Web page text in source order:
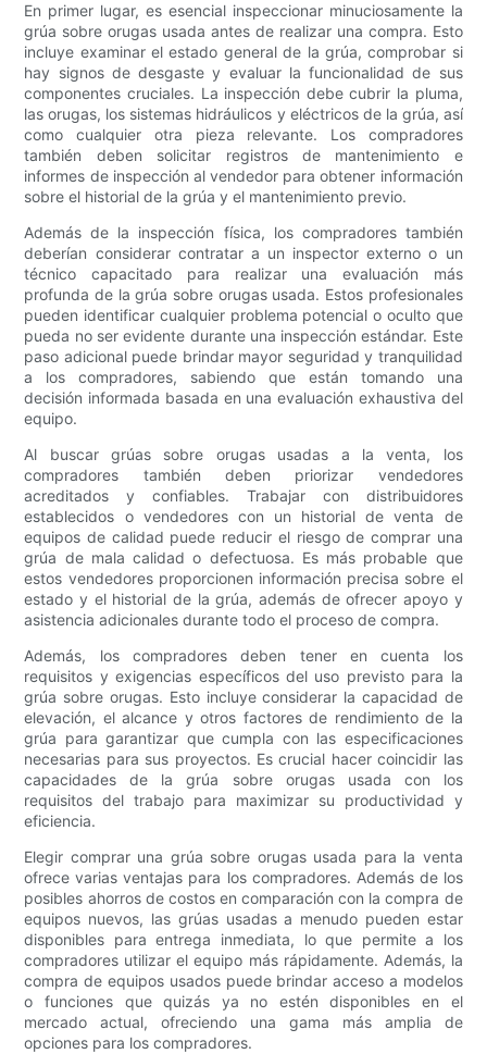
En primer lugar, es esencial inspeccionar minuciosamente la
grúa sobre orugas usada antes de realizar una compra. Esto
incluye examinar el estado general de la grúa, comprobar si
hay signos de desgaste y evaluar la funcionalidad de sus
componentes cruciales. La inspección debe cubrir la pluma,
las orugas, los sistemas hidráulicos y eléctricos de la grúa, así
como cualquier otra pieza relevante. Los compradores
también deben solicitar registros de mantenimiento e
informes de inspección al vendedor para obtener información
sobre el historial de la grúa y el mantenimiento previo.
Además de la inspección física, los compradores también
deberían considerar contratar a un inspector externo o un
técnico capacitado para realizar una evaluación más
profunda de la grúa sobre orugas usada. Estos profesionales
pueden identificar cualquier problema potencial o oculto que
pueda no ser evidente durante una inspección estándar. Este
paso adicional puede brindar mayor seguridad y tranquilidad
a los compradores, sabiendo que están tomando una
decisión informada basada en una evaluación exhaustiva del
equipo.
Al buscar grúas sobre orugas usadas a la venta, los
compradores también deben priorizar vendedores
acreditados y confiables. Trabajar con distribuidores
establecidos o vendedores con un historial de venta de
equipos de calidad puede reducir el riesgo de comprar una
grúa de mala calidad o defectuosa. Es más probable que
estos vendedores proporcionen información precisa sobre el
estado y el historial de la grúa, además de ofrecer apoyo y
asistencia adicionales durante todo el proceso de compra.
Además, los compradores deben tener en cuenta los
requisitos y exigencias específicos del uso previsto para la
grúa sobre orugas. Esto incluye considerar la capacidad de
elevación, el alcance y otros factores de rendimiento de la
grúa para garantizar que cumpla con las especificaciones
necesarias para sus proyectos. Es crucial hacer coincidir las
capacidades de la grúa sobre orugas usada con los
requisitos del trabajo para maximizar su productividad y
eficiencia.
Elegir comprar una grúa sobre orugas usada para la venta
ofrece varias ventajas para los compradores. Además de los
posibles ahorros de costos en comparación con la compra de
equipos nuevos, las grúas usadas a menudo pueden estar
disponibles para entrega inmediata, lo que permite a los
compradores utilizar el equipo más rápidamente. Además, la
compra de equipos usados ​​puede brindar acceso a modelos
o funciones que quizás ya no estén disponibles en el
mercado actual, ofreciendo una gama más amplia de
opciones para los compradores.